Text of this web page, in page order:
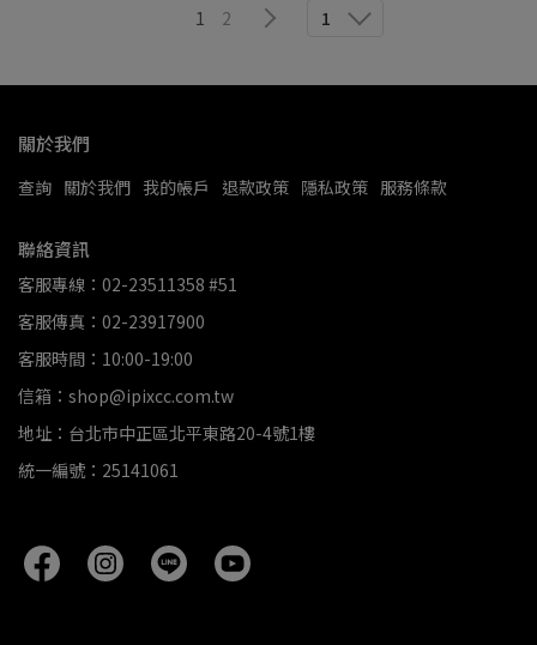
1 2 1
關於我們
查詢 關於我們 我的帳戶 退款政策 隱私政策 服務條款
聯絡資訊
客服專線：02-23511358 #51
客服傳真：02-23917900
客服時間：10:00-19:00
信箱：shop@ipixcc.com.tw
地址：台北市中正區北平東路20-4號1樓
統一編號：25141061